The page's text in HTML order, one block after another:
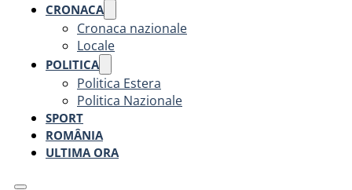
CRONACA
Cronaca nazionale
Locale
POLITICA
Politica Estera
Politica Nazionale
SPORT
ROMÂNIA
ULTIMA ORA